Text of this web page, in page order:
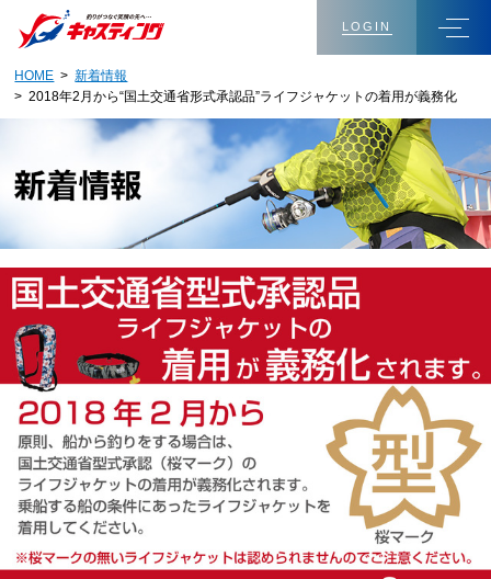
LOGIN
HOME >新着情報
> 2018年2月から“国土交通省形式承認品”ライフジャケットの着用が義務化